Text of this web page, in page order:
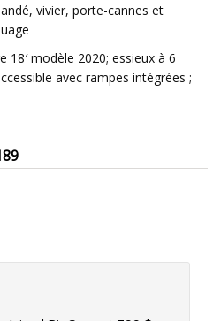
vivier, porte-cannes et
18′ modèle 2020; essieux à 6
avec rampes intégrées ;